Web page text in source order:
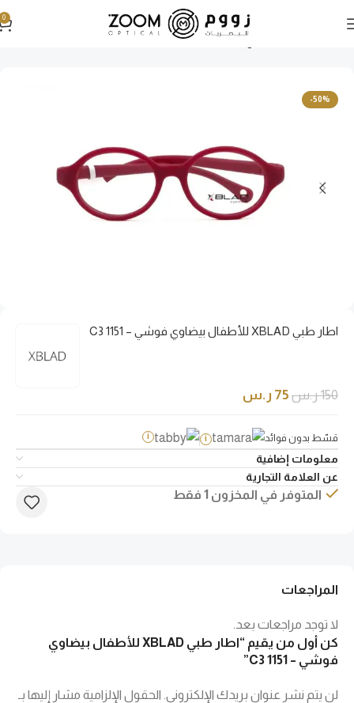
0
-50%
اطار طبي XBLAD للأطفال بيضاوي فوشي – 1151 C3
150ر.س 75 ر.س
قسّط بدون فوائد i
i
معلومات إضافية
عن العلامة التجارية
المتوفر في المخزون 1 فقط
المراجعات
لا توجد مراجعات بعد.
كن أول من يقيم “اطار طبي XBLAD للأطفال بيضاوي
فوشي – 1151 C3”
لن يتم نشر عنوان بريدك الإلكتروني. الحقول الإلزامية مشار إليها بـ